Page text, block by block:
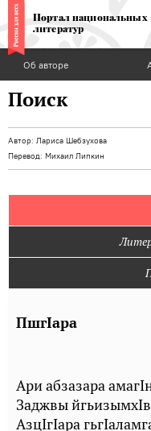
Портал национальных
литератур
Об авторе
Поиск
Автор: Лариса Шебзухова
Перевод: Михаил Липкин
ПшгIара
Ари абзазара
Заджвы
АзцIгIара